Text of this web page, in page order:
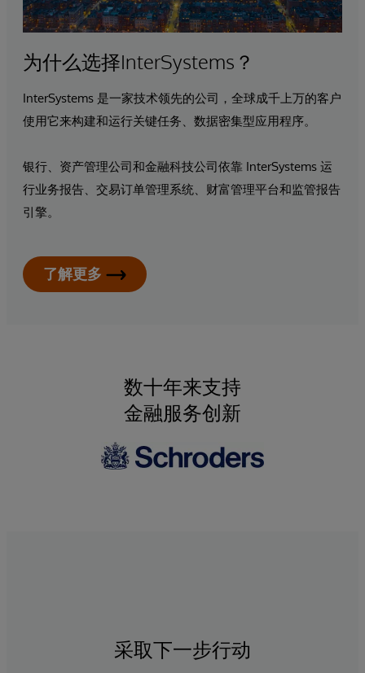
为什么选择InterSystems？
InterSystems 是一家技术领先的公司，全球成千上万的客户
使用它来构建和运行关键任务、数据密集型应用程序。
银行、资产管理公司和金融科技公司依靠 InterSystems 运
行业务报告、交易订单管理系统、财富管理平台和监管报告
引擎。
了解更多
数十年来支持
金融服务创新
采取下一步行动